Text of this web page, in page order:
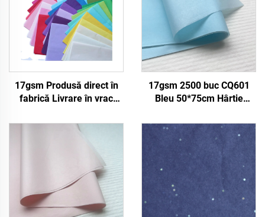
17gsm Produsă direct în
fabrică Livrare în vrac
Personalizabilă Hârtie de
Cadouri Floare Hârtie de
mătase
17gsm 2500 buc CQ601
Bleu 50*75cm Hârtie
Solidă Personalizată Direct
din Fabrică pentru
Ambalaj Fructe Alimente
Haine Tricou Pantofi
Înveliș